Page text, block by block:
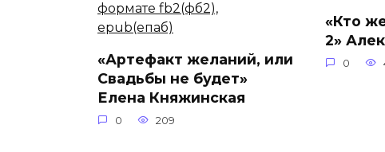
«Артефакт желаний, или
Свадьбы не будет»
Елена Княжинская
0 209
«Кто
2»
0